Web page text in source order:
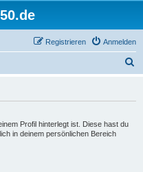
Anmelden
Registrieren
Profil hinterlegt ist. Diese hast du
in deinem persönlichen Bereich